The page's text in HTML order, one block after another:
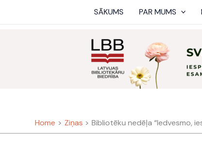
SĀKUMS PAR MUMS
Home Ziņas Bibliotēku nedēļa “Iedvesmo,